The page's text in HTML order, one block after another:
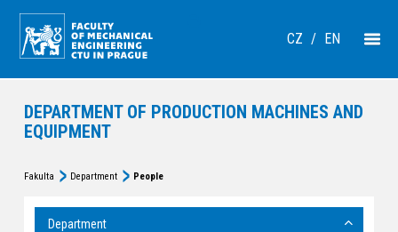
CZ / EN
DEPARTMENT OF PRODUCTION MACHINES AND
EQUIPMENT
Fakulta Department People
Department